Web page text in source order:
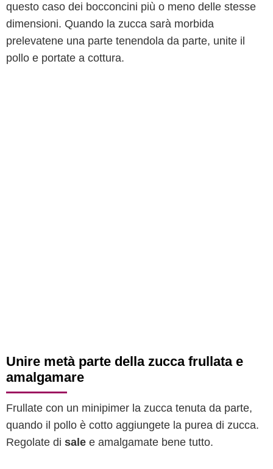
questo caso dei bocconcini più o meno delle stesse
dimensioni. Quando la zucca sarà morbida
prelevatene una parte tenendola da parte, unite il
pollo e portate a cottura.
Unire metà parte della zucca frullata e
amalgamare
Frullate con un minipimer la zucca tenuta da parte,
quando il pollo è cotto aggiungete la purea di zucca.
Regolate di sale e amalgamate bene tutto.